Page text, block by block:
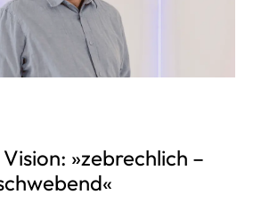
»zebrechlich –